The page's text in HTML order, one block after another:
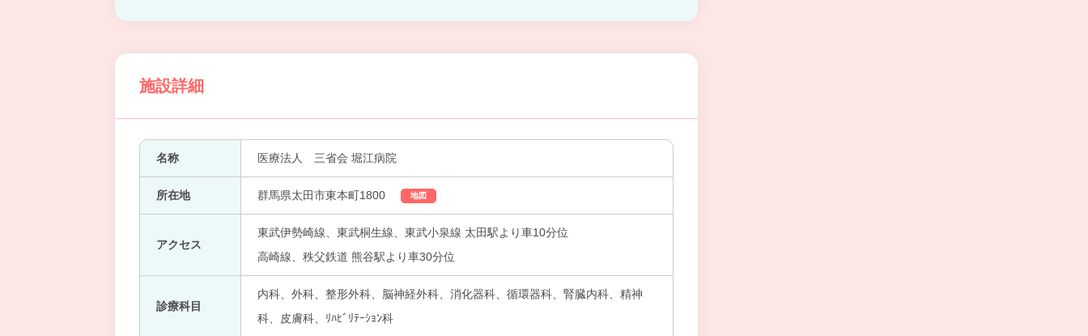
施設詳細
名称 医療法人 三省会 堀江病院
所在地 群馬県太田市東本町1800 地図
アクセス
東武伊勢崎線、東武桐生線、東武小泉線 太田駅より車10分位
高崎線、秩父鉄道 熊谷駅より車30分位
診療科目
内科、外科、整形外科、脳神経外科、消化器科、循環器科、腎臓内科、精神
科、皮膚科、ﾘﾊﾋﾞﾘﾃｰｼｮﾝ科